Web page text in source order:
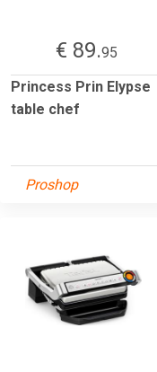
€ 89.95
Princess Prin Elypse
table chef
Proshop